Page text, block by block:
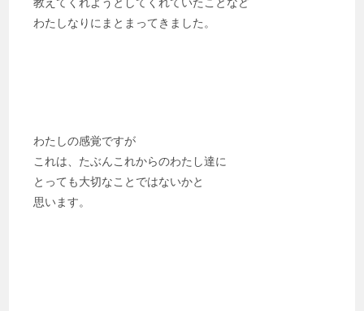
わたしなりにまとまってきました。
わたしの感覚ですが
これは、たぶんこれからのわたし達に
とっても大切なことではないかと
思います。